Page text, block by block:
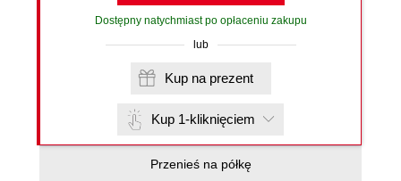
Dostępny natychmiast po opłaceniu zakupu
lub
Kup na prezent
Kup 1-kliknięciem
Przenieś na półkę